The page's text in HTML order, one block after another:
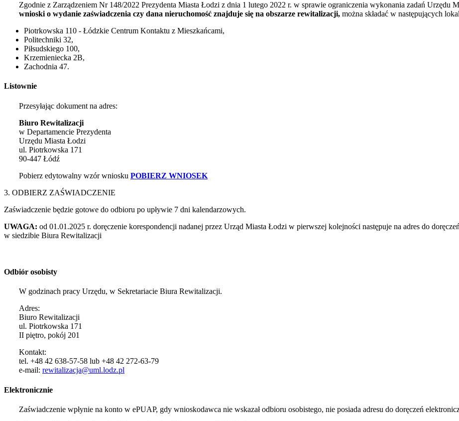
Zgodnie z Zarządzeniem Nr 148/2022 Prezydenta Miasta Łodzi z dnia 1 lutego 2022 r. w sprawie ograniczenia wykonania zadań Urzędu
wnioski o wydanie zaświadczenia czy dana nieruchomość znajduje się na obszarze rewitalizacji, można składać w następujących
Piotrkowska 110 - Łódzkie Centrum Kontaktu z Mieszkańcami,
Politechniki 32,
Piłsudskiego 100,
Krzemieniecka 2B,
Zachodnia 47.
Listownie
Przesyłając dokument na adres:
Biuro Rewitalizacji
w Departamencie Prezydenta
Urzędu Miasta Łodzi
ul. Piotrkowska 171
90-447 Łódź
Pobierz edytowalny wzór wniosku POBIERZ WNIOSEK
3. ODBIERZ ZAŚWIADCZENIE
Zaświadczenie będzie gotowe do odbioru po upływie 7 dni kalendarzowych.
UWAGA: od 01.01.2025 r. doręczenie korespondencji nadanej przez Urząd Miasta Łodzi w pierwszej kolejności następuje na adres do
w siedzibie Biura Rewitalizacji
Odbiór osobisty
W godzinach pracy Urzędu, w Sekretariacie Biura Rewitalizacji.
Adres:
Biuro Rewitalizacji
ul. Piotrkowska 171
II piętro, pokój 201
Kontakt:
tel. +48 42 638-57-58 lub +48 42 272-63-79
e-mail: rewitalizacja@uml.lodz.pl
Elektronicznie
Zaświadczenie wpłynie na konto w ePUAP, gdy wnioskodawca nie wskazał odbioru osobistego, nie posiada adresu do doręczeń